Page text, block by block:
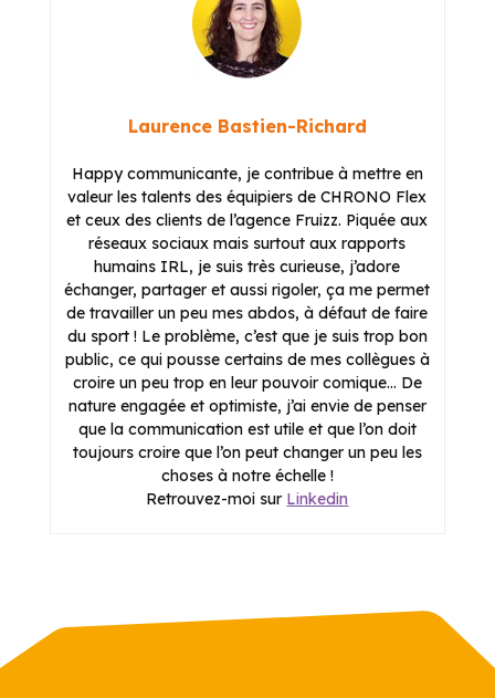
Laurence Bastien-Richard
Happy communicante, je contribue à mettre en
valeur les talents des équipiers de CHRONO Flex
et ceux des clients de l’agence Fruizz. Piquée aux
réseaux sociaux mais surtout aux rapports
humains IRL, je suis très curieuse, j’adore
échanger, partager et aussi rigoler, ça me permet
de travailler un peu mes abdos, à défaut de faire
du sport ! Le problème, c’est que je suis trop bon
public, ce qui pousse certains de mes collègues à
croire un peu trop en leur pouvoir comique… De
nature engagée et optimiste, j’ai envie de penser
que la communication est utile et que l’on doit
toujours croire que l’on peut changer un peu les
choses à notre échelle !
Retrouvez-moi sur Linkedin